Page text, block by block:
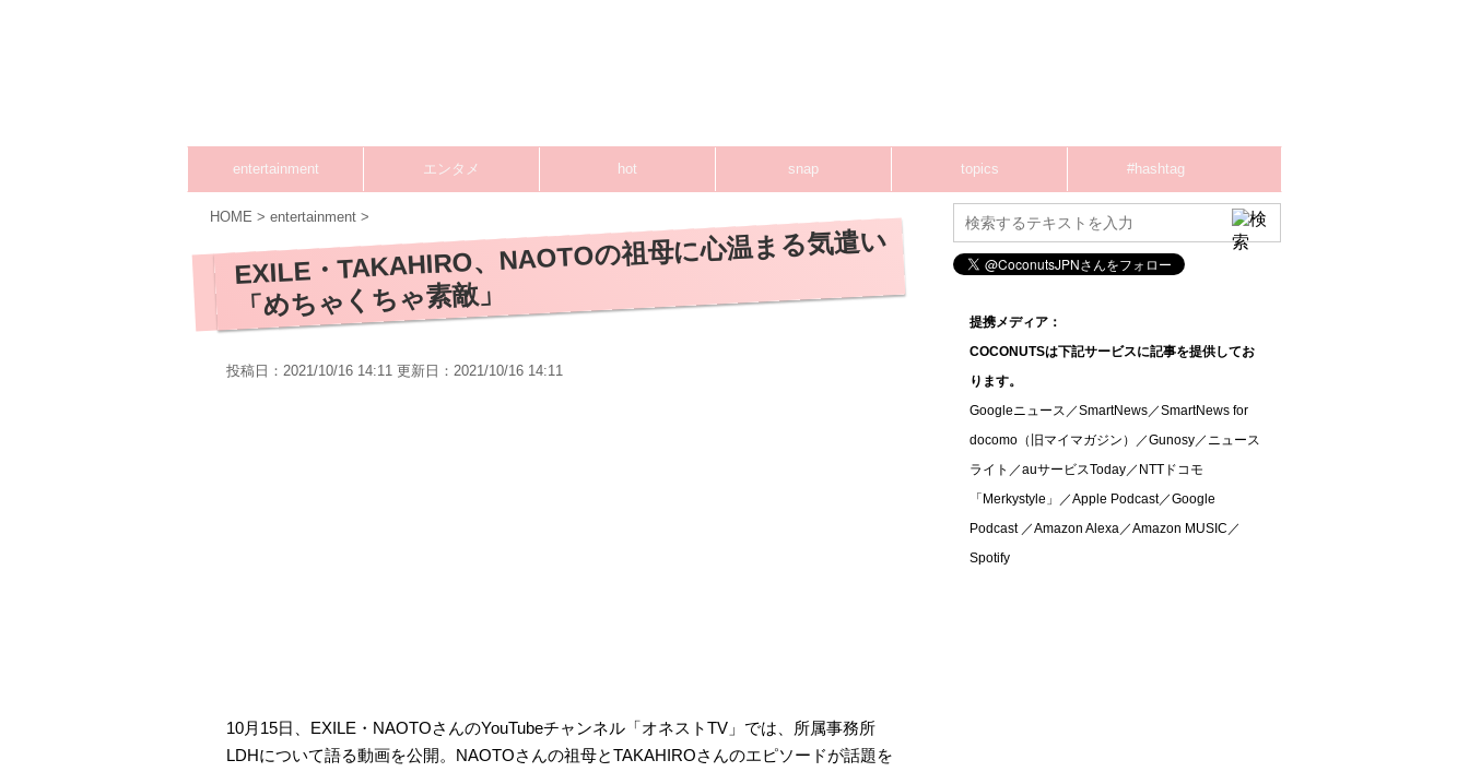
entertainment エンタメ hot snap topics #hashtag
HOME > entertainment >
EXILE・TAKAHIRO、NAOTOの祖母に心温まる気遣い
「めちゃくちゃ素敵」
投稿日：2021/10/16 14:11 更新日： 2021/10/16 14:11
10月15日、EXILE・NAOTOさんのYouTubeチャンネル「オネストTV」では、所属事務所
LDHについて語る動画を公開。NAOTOさんの祖母とTAKAHIROさんのエピソードが話題を
提携メディア：
COCONUTSは下記サービスに記事を提供してお
ります。
Googleニュース／SmartNews／SmartNews for
docomo（旧マイマガジン）／Gunosy／ニュース
ライト／auサービスToday／NTTドコモ
「Merkystyle」／Apple Podcast／Google
Podcast ／Amazon Alexa／Amazon MUSIC／
Spotify